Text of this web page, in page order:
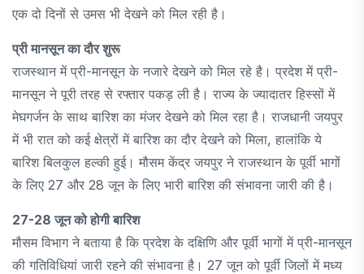
एक दो दिनों से उमस भी देखने को मिल रही है।
प्री मानसून का दौर शुरू
राजस्थान में प्री-मानसून के नजारे देखने को मिल रहे है। प्रदेश में प्री-
मानसून ने पूरी तरह से रफ्तार पकड़ ली है। राज्य के ज्यादातर हिस्सों में
मेघगर्जन के साथ बारिश का मंजर देखने को मिल रहा है। राजधानी जयपुर
में भी रात को कई क्षेत्रों में बारिश का दौर देखने को मिला, हालांकि ये
बारिश बिलकुल हल्की हुई। मौसम केंद्र जयपुर ने राजस्थान के पूर्वी भागों
के लिए 27 और 28 जून के लिए भारी बारिश की संभावना जारी की है।
27-28 जून को होगी बारिश
मौसम विभाग ने बताया है कि प्रदेश के दक्षिणि और पूर्वी भागों में प्री-मानसून
की गतिविधियां जारी रहने की संभावना है। 27 जून को पूर्वी जिलों में मध्य